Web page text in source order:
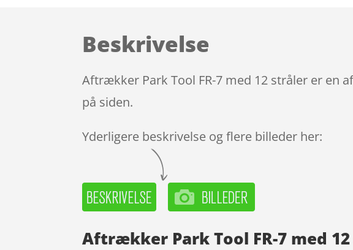
Beskrivelse
Aftrækker Park Tool FR-7 med 12 stråler er en
på siden.
Yderligere beskrivelse og flere billeder her:
Aftrækker Park Tool FR-7 med